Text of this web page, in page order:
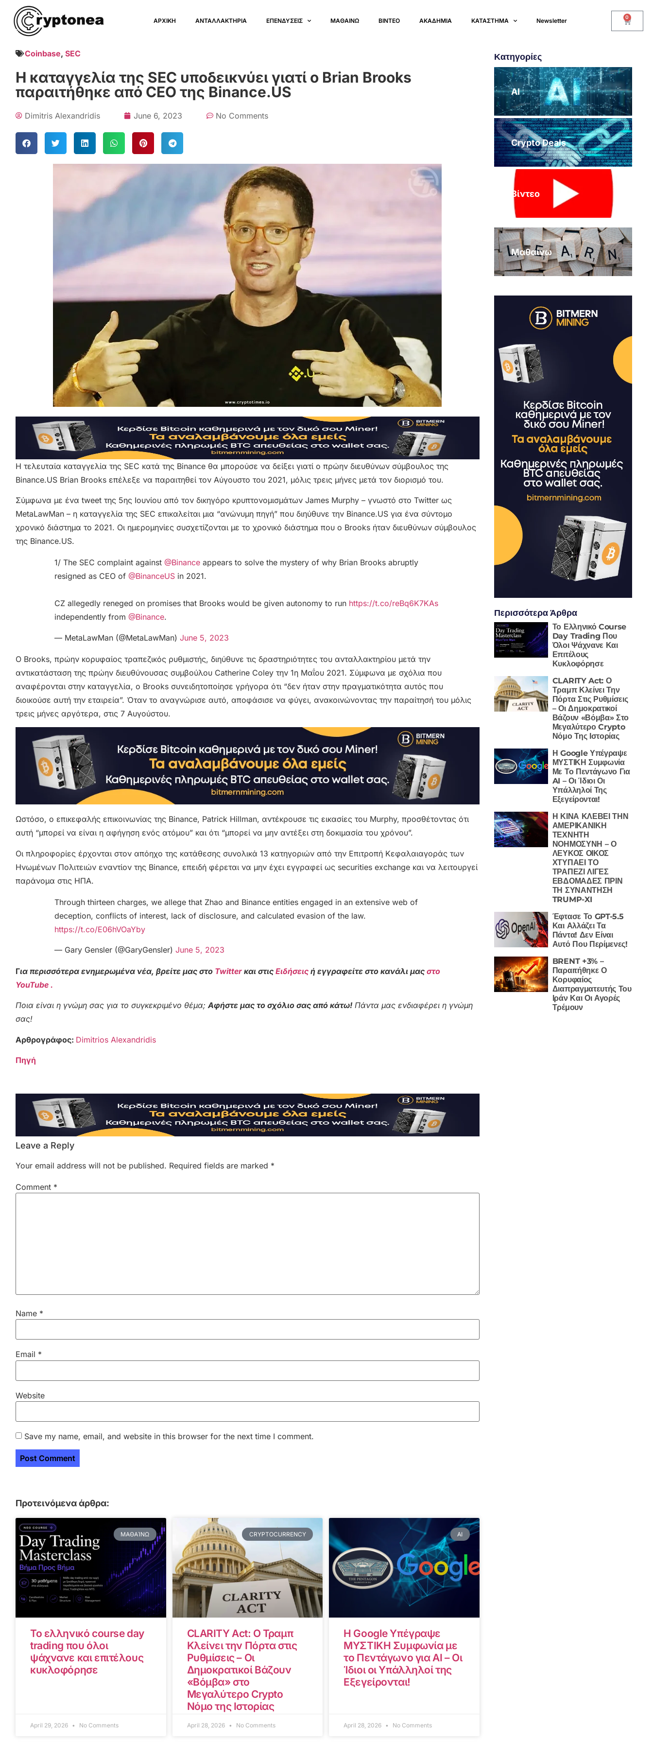
ΑΡΧΙΚΗ ΑΝΤΑΛΛΑΚΤΗΡΙΑ ΕΠΕΝΔΥΣΕΙΣ ΜΑΘΑΙΝΩ ΒΙΝΤΕΟ ΑΚΑΔΗΜΙΑ ΚΑΤΑΣΤΗΜΑ Newsletter 0
Coinbase, SEC
Η καταγγελία της SEC υποδεικνύει γιατί ο Brian Brooks
παραιτήθηκε από CEO της Binance.US
Dimitris Alexandridis June 6, 2023 No Comments
Η τελευταία καταγγελία της SEC κατά της Binance θα μπορούσε να δείξει γιατί ο πρώην διευθύνων σύμβουλος της
Binance.US Brian Brooks επέλεξε να παραιτηθεί τον Αύγουστο του 2021, μόλις τρεις μήνες μετά τον διορισμό του.
Σύμφωνα με ένα tweet της 5ης Ιουνίου από τον δικηγόρο κρυπτονομισμάτων James Murphy – γνωστό στο Twitter ως
MetaLawMan – η καταγγελία της SEC επικαλείται μια “ανώνυμη πηγή” που διηύθυνε την Binance.US για ένα σύντομο
χρονικό διάστημα το 2021. Οι ημερομηνίες συσχετίζονται με το χρονικό διάστημα που ο Brooks ήταν διευθύνων σύμβουλος
της Binance.US.
1/ The SEC complaint against @Binance appears to solve the mystery of why Brian Brooks abruptly
resigned as CEO of @BinanceUS in 2021.
CZ allegedly reneged on promises that Brooks would be given autonomy to run https://t.co/reBq6K7KAs
independently from @Binance.
— MetaLawMan (@MetaLawMan) June 5, 2023
Ο Brooks, πρώην κορυφαίος τραπεζικός ρυθμιστής, διηύθυνε τις δραστηριότητες του ανταλλακτηρίου μετά την
αντικατάσταση της πρώην διευθύνουσας συμβούλου Catherine Coley την 1η Μαΐου 2021. Σύμφωνα με σχόλια που
αναφέρονται στην καταγγελία, ο Brooks συνειδητοποίησε γρήγορα ότι “δεν ήταν στην πραγματικότητα αυτός που
διοικούσε αυτή την εταιρεία”. Όταν το αναγνώρισε αυτό, αποφάσισε να φύγει, ανακοινώνοντας την παραίτησή του μόλις
τρεις μήνες αργότερα, στις 7 Αυγούστου.
Ωστόσο, ο επικεφαλής επικοινωνίας της Binance, Patrick Hillman, αντέκρουσε τις εικασίες του Murphy, προσθέτοντας ότι
αυτή “μπορεί να είναι η αφήγηση ενός ατόμου” και ότι “μπορεί να μην αντέξει στη δοκιμασία του χρόνου”.
Οι πληροφορίες έρχονται στον απόηχο της κατάθεσης συνολικά 13 κατηγοριών από την Επιτροπή Κεφαλαιαγοράς των
Ηνωμένων Πολιτειών εναντίον της Binance, επειδή φέρεται να μην έχει εγγραφεί ως securities exchange και να λειτουργεί
παράνομα στις ΗΠΑ.
Through thirteen charges, we allege that Zhao and Binance entities engaged in an extensive web of
deception, conflicts of interest, lack of disclosure, and calculated evasion of the law.
https://t.co/E06hVOaYby
— Gary Gensler (@GaryGensler) June 5, 2023
Για περισσότερα ενημερωμένα νέα, βρείτε μας στο Twitter και στις Ειδήσεις ή εγγραφείτε στο κανάλι μας στο
YouTube .
Ποια είναι η γνώμη σας για το συγκεκριμένο θέμα;Αφήστε μας το σχόλιο σας από κάτω! Πάντα μας ενδιαφέρει η γνώμη
σας!
Αρθρογράφος: Dimitrios Alexandridis
Πηγή
Leave a Reply
Your email address will not be published. Required fields are marked *
Comment *
Name *
Email *
Website
Save my name, email, and website in this browser for the next time I comment.
Προτεινόμενα άρθρα:
ΜΑΘΑΊΝΩ
Το ελληνικό course day
trading που όλοι
ψάχνανε και επιτέλους
κυκλοφόρησε
April 29, 2026 No Comments
CRYPTOCURRENCY
CLARITY Act: Ο Τραμπ
Κλείνει την Πόρτα στις
Ρυθμίσεις – Οι
Δημοκρατικοί Βάζουν
«Βόμβα» στο
Μεγαλύτερο Crypto
Νόμο της Ιστορίας
April 28, 2026 No Comments
AI
Η Google Υπέγραψε
ΜΥΣΤΙΚΗ Συμφωνία με
το Πεντάγωνο για AI – Οι
Ίδιοι οι Υπάλληλοί της
Εξεγείρονται!
April 28, 2026 No Comments
Κατηγορίες
AI
Crypto Deals
Βίντεο
Μαθαίνω
Περισσότερα Άρθρα
Το Ελληνικό Course
Day Trading Που
Όλοι Ψάχνανε Και
Επιτέλους
Κυκλοφόρησε
CLARITY Act: Ο
Τραμπ Κλείνει Την
Πόρτα Στις Ρυθμίσεις
– Οι Δημοκρατικοί
Βάζουν «Βόμβα» Στο
Μεγαλύτερο Crypto
Νόμο Της Ιστορίας
Η Google Υπέγραψε
ΜΥΣΤΙΚΗ Συμφωνία
Με Το Πεντάγωνο Για
AI – Οι Ίδιοι Οι
Υπάλληλοί Της
Εξεγείρονται!
Η ΚΙΝΑ ΚΛΕΒΕΙ ΤΗΝ
ΑΜΕΡΙΚΑΝΙΚΗ
ΤΕΧΝΗΤΗ
ΝΟΗΜΟΣΥΝΗ – Ο
ΛΕΥΚΟΣ ΟΙΚΟΣ
ΧΤΥΠΑΕΙ ΤΟ
ΤΡΑΠΕΖΙ ΛΙΓΕΣ
ΕΒΔΟΜΑΔΕΣ ΠΡΙΝ
ΤΗ ΣΥΝΑΝΤΗΣΗ
TRUMP-XI
Έφτασε Το GPT-5.5
Και Αλλάζει Τα
Πάντα! Δεν Είναι
Αυτό Που Περίμενες!
BRENT +3% –
Παραιτήθηκε Ο
Κορυφαίος
Διαπραγματευτής Του
Ιράν Και Οι Αγορές
Τρέμουν